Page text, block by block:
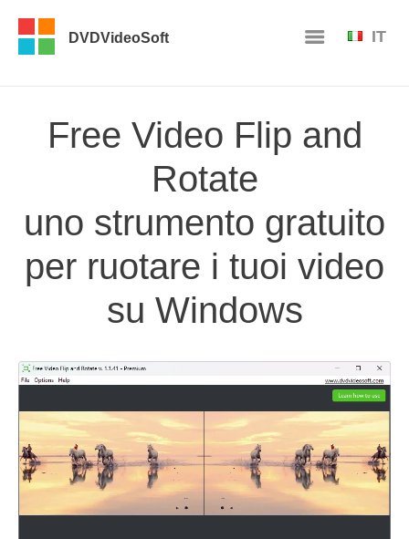
DVDVideoSoft IT
Free Video Flip and
Rotate
uno strumento gratuito
per ruotare i tuoi video
su Windows